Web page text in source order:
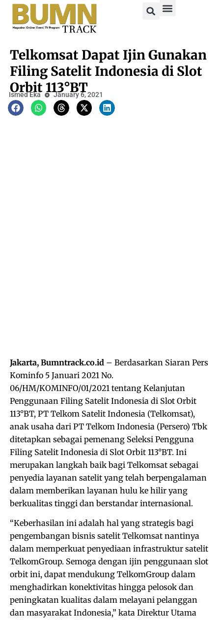
Telkomsat Dapat Ijin Gunakan
Filing Satelit Indonesia di Slot
Orbit 113°BT
Ismed Eka January 6, 2021
Jakarta, Bumntrack.co.id – Berdasarkan Siaran Pers
Kominfo 5 Januari 2021 No.
06/HM/KOMINFO/01/2021 tentang Kelanjutan
Penggunaan Filing Satelit Indonesia di Slot Orbit
113°BT, PT Telkom Satelit Indonesia (Telkomsat),
anak usaha dari PT Telkom Indonesia (Persero) Tbk
ditetapkan sebagai pemenang Seleksi Pengguna
Filing Satelit Indonesia di Slot Orbit 113°BT. Ini
merupakan langkah baik bagi Telkomsat sebagai
penyedia layanan satelit yang telah berpengalaman
dalam memberikan layanan hulu ke hilir yang
berkualitas tinggi dan berstandar internasional.
“Keberhasilan ini adalah hal yang strategis bagi
pengembangan bisnis satelit Telkomsat nantinya
dalam memperkuat penyediaan infrastruktur satelit
TelkomGroup. Semoga dengan ijin penggunaan slot
orbit ini, dapat mendukung TelkomGroup dalam
menghadirkan konektivitas hingga pelosok dan
peningkatan kualitas dalam melayani pelanggan
dan masyarakat Indonesia,” kata Direktur Utama